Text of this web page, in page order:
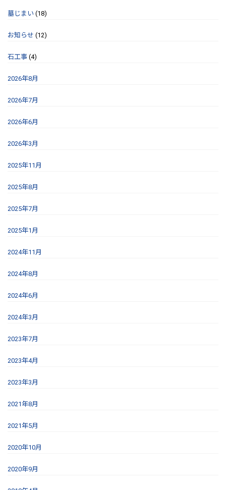
墓じまい (18)
お知らせ (12)
石工事 (4)
2026年8月
2026年7月
2026年6月
2026年3月
2025年11月
2025年8月
2025年7月
2025年1月
2024年11月
2024年8月
2024年6月
2024年3月
2023年7月
2023年4月
2023年3月
2021年8月
2021年5月
2020年10月
2020年9月